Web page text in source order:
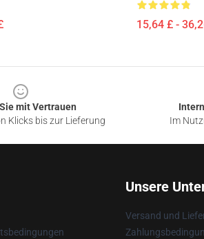
15,64 £ -
mit Vertrauen
Klicks bis zur Lieferung
Im
Unsere
Versand und